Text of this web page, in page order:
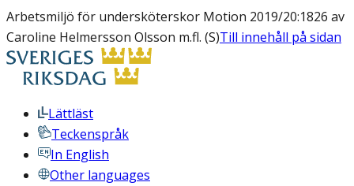
Arbetsmiljö för undersköterskor Motion 2019/20:1826 av
Caroline Helmersson Olsson m.fl. (S)Till innehåll på sidan
Lättläst
Teckenspråk
In English
Other languages